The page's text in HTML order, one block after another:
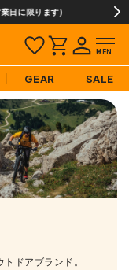
限ります)
GEAR SALE
ドアブランド。